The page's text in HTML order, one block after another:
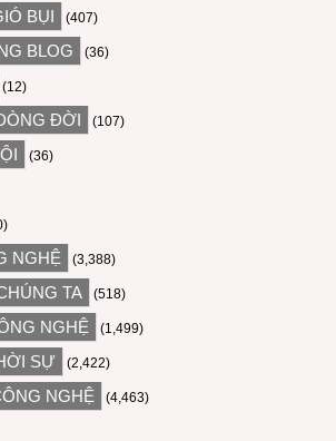
BỤI (407)
BLOG (36)
(12)
ĐỜI (107)
(36)
NGHỆ (3,388)
TA (518)
NGHỆ (1,499)
SỰ (2,422)
NGHỆ (4,463)